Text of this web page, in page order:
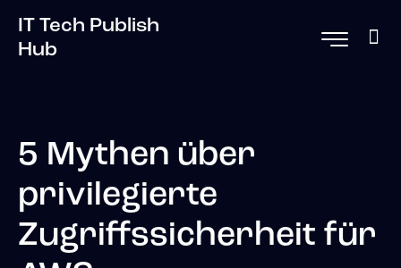
IT Tech Publish
Hub
5 Mythen über
privilegierte
Zugriffssicherheit für